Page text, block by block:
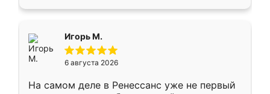
Игорь М.
6 августа 2026
На самом деле в Ренессанс уже не первый